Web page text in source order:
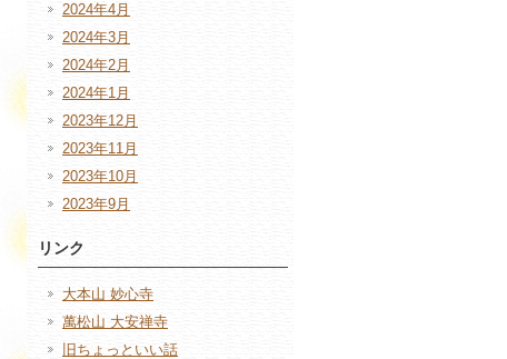
2024年4月
2024年3月
2024年2月
2024年1月
2023年12月
2023年11月
2023年10月
2023年9月
リンク
大本山 妙心寺
萬松山 大安禅寺
旧ちょっといい話